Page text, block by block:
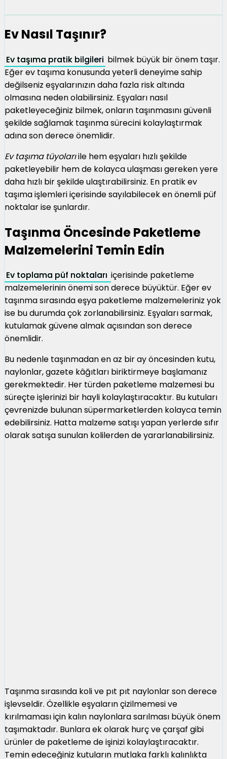
Ev Nasıl Taşınır?
Ev taşıma pratik bilgileri bilmek büyük bir önem taşır.
Eğer ev taşıma konusunda yeterli deneyime sahip
değilseniz eşyalarınızın daha fazla risk altında
olmasına neden olabilirsiniz. Eşyaları nasıl
paketleyeceğiniz bilmek, onların taşınmasını güvenli
şekilde sağlamak taşınma sürecini kolaylaştırmak
adına son derece önemlidir.
Ev taşıma tüyolarıile hem eşyaları hızlı şekilde
paketleyebilir hem de kolayca ulaşması gereken yere
daha hızlı bir şekilde ulaştırabilirsiniz. En pratik ev
taşıma işlemleri içerisinde sayılabilecek en önemli püf
noktalar ise şunlardır.
Taşınma Öncesinde Paketleme
Malzemelerini Temin Edin
Ev toplama püf noktaları içerisinde paketleme
malzemelerinin önemi son derece büyüktür. Eğer ev
taşınma sırasında eşya paketleme malzemeleriniz yok
ise bu durumda çok zorlanabilirsiniz. Eşyaları sarmak,
kutulamak güvene almak açısından son derece
önemlidir.
Bu nedenle taşınmadan en az bir ay öncesinden kutu,
naylonlar, gazete kâğıtları biriktirmeye başlamanız
gerekmektedir. Her türden paketleme malzemesi bu
süreçte işlerinizi bir hayli kolaylaştıracaktır. Bu kutuları
çevrenizde bulunan süpermarketlerden kolayca temin
edebilirsiniz. Hatta malzeme satışı yapan yerlerde sıfır
olarak satışa sunulan kolilerden de yararlanabilirsiniz.
Taşınma sırasında koli ve pıt pıt naylonlar son derece
işlevseldir. Özellikle eşyaların çizilmemesi ve
kırılmaması için kalın naylonlara sarılması büyük önem
taşımaktadır. Bunlara ek olarak hurç ve çarşaf gibi
ürünler de paketleme de işinizi kolaylaştıracaktır.
Temin edeceğiniz kutuların mutlaka farklı kalınlıkta